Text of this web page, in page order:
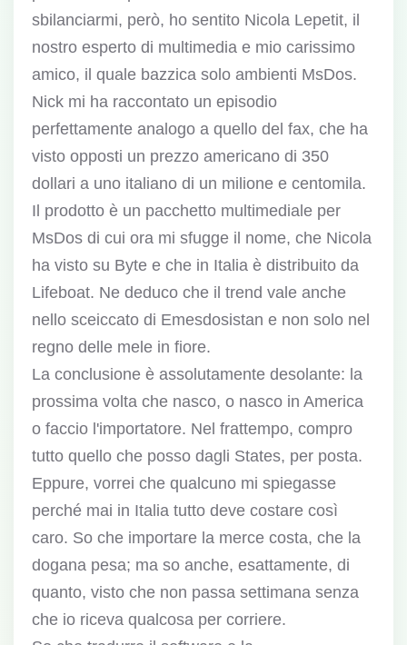
sbilanciarmi, però, ho sentito Nicola Lepetit, il
nostro esperto di multimedia e mio carissimo
amico, il quale bazzica solo ambienti MsDos.
Nick mi ha raccontato un episodio
perfettamente analogo a quello del fax, che ha
visto opposti un prezzo americano di 350
dollari a uno italiano di un milione e centomila.
Il prodotto è un pacchetto multimediale per
MsDos di cui ora mi sfugge il nome, che Nicola
ha visto su Byte e che in Italia è distribuito da
Lifeboat. Ne deduco che il trend vale anche
nello sceiccato di Emesdosistan e non solo nel
regno delle mele in fiore.
La conclusione è assolutamente desolante: la
prossima volta che nasco, o nasco in America
o faccio l'importatore. Nel frattempo, compro
tutto quello che posso dagli States, per posta.
Eppure, vorrei che qualcuno mi spiegasse
perché mai in Italia tutto deve costare così
caro. So che importare la merce costa, che la
dogana pesa; ma so anche, esattamente, di
quanto, visto che non passa settimana senza
che io riceva qualcosa per corriere.